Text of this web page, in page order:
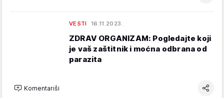
VESTI 16.11.2023.
ZDRAV ORGANIZAM: Pogledajte koji
je vaš zaštitnik i moćna odbrana od
parazita
Komentariši